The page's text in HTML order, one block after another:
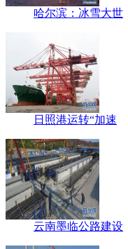
哈尔滨：冰雪大世
日照港运转“加速
云南墨临公路建设